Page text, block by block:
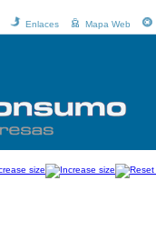
Mapa Web
Enlaces